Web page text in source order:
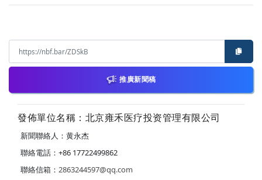
推廣新聞稿
發佈單位名稱：北京雍禾医疗投资管理有限公司
新聞聯絡人：黄永杰
聯絡電話：+86 17722499862
聯絡信箱： 2863244597@qq.com